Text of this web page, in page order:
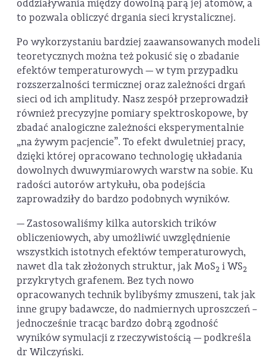
oddziaływania między dowolną parą jej atomów, a
to pozwala obliczyć drgania sieci krystalicznej.
Po wykorzystaniu bardziej zaawansowanych modeli
teoretycznych można też pokusić się o zbadanie
efektów temperaturowych — w tym przypadku
rozszerzalności termicznej oraz zależności drgań
sieci od ich amplitudy. Nasz zespół przeprowadził
również precyzyjne pomiary spektroskopowe, by
zbadać analogiczne zależności eksperymentalnie
„na żywym pacjencie”. To efekt dwuletniej pracy,
dzięki której opracowano technologię układania
dowolnych dwuwymiarowych warstw na sobie. Ku
radości autorów artykułu, oba podejścia
zaprowadziły do bardzo podobnych wyników.
— Zastosowaliśmy kilka autorskich trików
obliczeniowych, aby umożliwić uwzględnienie
wszystkich istotnych efektów temperaturowych,
nawet dla tak złożonych struktur, jak MoS2 i WS2
przykrytych grafenem. Bez tych nowo
opracowanych technik bylibyśmy zmuszeni, tak jak
inne grupy badawcze, do nadmiernych uproszczeń –
jednocześnie tracąc bardzo dobrą zgodność
wyników symulacji z rzeczywistością — podkreśla
dr Wilczyński.